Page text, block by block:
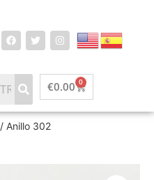
€0.00 0
/ Anillo 302